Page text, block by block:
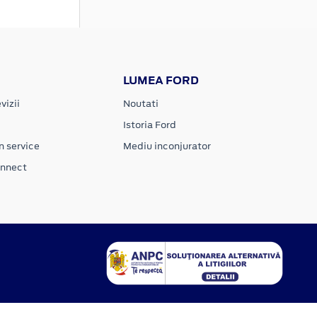
service
LUMEA FORD
Noutati
Istoria Ford
Mediu inconjurator